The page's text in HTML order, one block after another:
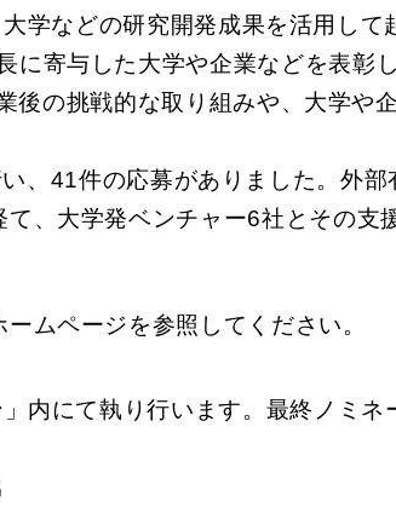
学などの研究開発成果を活用し
寄与した大学や企業などを表彰し
の挑戦的な取り組みや、大学や
、41件の応募がありました。外
、大学発ベンチャー6社とその支
ムページを参照してください。
内にて執り行います。最終ノミ